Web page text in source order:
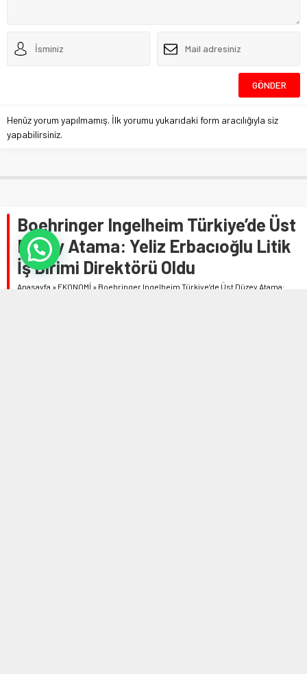
Henüz yorum yapılmamış. İlk yorumu yukarıdaki form aracılığıyla siz
yapabilirsiniz.
Boehringer Ingelheim Türkiye’de Üst
Düzey Atama: Yeliz Erbacıoğlu Litik
İş Birimi Direktörü Oldu
Anasayfa » EKONOMİ » Boehringer Ingelheim Türkiye’de Üst Düzey Atama: